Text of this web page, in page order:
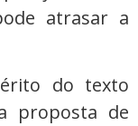
atrasar a
do texto
proposta de